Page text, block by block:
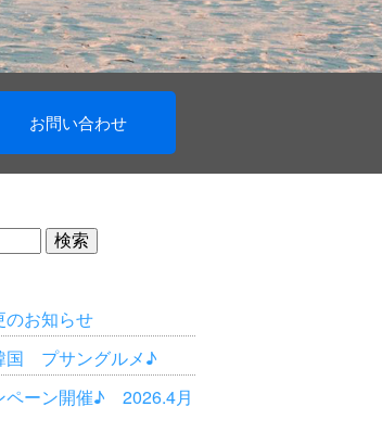
お問い合わせ
のお知らせ
国 プサングルメ♪
ペーン開催♪ 2026.4月